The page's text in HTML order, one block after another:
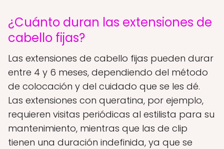
¿Cuánto duran las extensiones de
cabello fijas?
Las extensiones de cabello fijas pueden durar
entre 4 y 6 meses, dependiendo del método
de colocación y del cuidado que se les dé.
Las extensiones con queratina, por ejemplo,
requieren visitas periódicas al estilista para su
mantenimiento, mientras que las de clip
tienen una duración indefinida, ya que se